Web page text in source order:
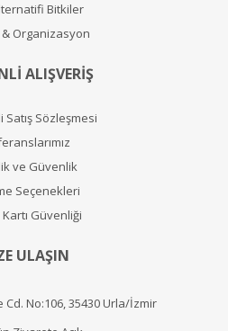
Bitkiler
Organizasyon
ALIŞVERİŞ
Sözleşmesi
ve Güvenlik
Seçenekleri
Güvenliği
ULAŞIN
No:106, 35430 Urla/İzmir